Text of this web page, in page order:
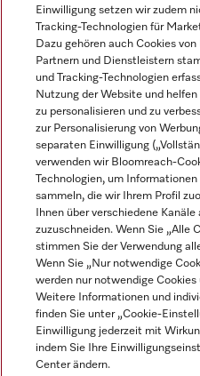
Alle Produktpreise zzgl.
© Miele & Cie. KG.
Einwilligung setzen wir zudem
Tracking-Technologien für
Dazu gehören auch Cookies
Partnern und Dienstleistern
und Tracking-Technologien
Nutzung der Website und
zu personalisieren und zu
zur Personalisierung von
separaten Einwilligung
verwenden wir Bloomreach-
Technologien, um
sammeln, die wir Ihrem Profil
Ihnen über verschiedene
zuzuschneiden. Wenn Sie „Alle
stimmen Sie der Verwendung
Wenn Sie „Nur notwendige
werden nur notwendige
Weitere Informationen und
finden Sie unter „Cookie-
Einwilligung jederzeit mit
indem Sie Ihre
Center ändern.